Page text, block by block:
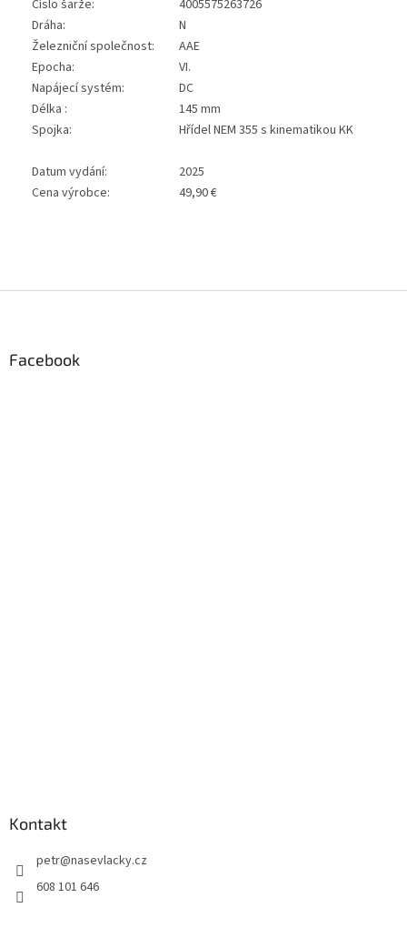
Číslo šarže:
4005575263726
Dráha:
N
Železniční společnost:
AAE
Epocha:
VI.
Napájecí systém:
DC
Délka :
145 mm
Spojka:
Hřídel NEM 355 s kinematikou KK
Datum vydání:
2025
Cena výrobce:
49,90 €
Facebook
Kontakt
petr@nasevlacky.cz
608 101 646